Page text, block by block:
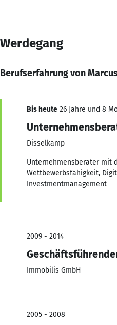
Werdegang
Berufserfahrung von
Bis heute 26 Jahre und 8
Disselkamp
Unternehmensberater mit
Wettbewerbsfähigkeit,
Investmentmanagement
2009 - 2014
Immobilis GmbH
2005 - 2008